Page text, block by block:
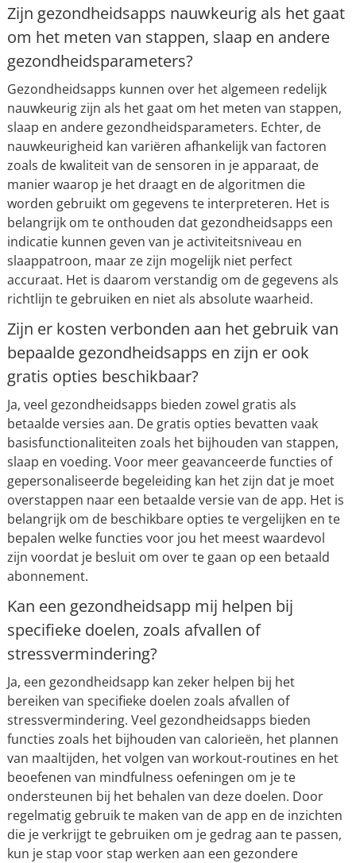
Zijn gezondheidsapps nauwkeurig als het gaat
om het meten van stappen, slaap en andere
gezondheidsparameters?
Gezondheidsapps kunnen over het algemeen redelijk
nauwkeurig zijn als het gaat om het meten van stappen,
slaap en andere gezondheidsparameters. Echter, de
nauwkeurigheid kan variëren afhankelijk van factoren
zoals de kwaliteit van de sensoren in je apparaat, de
manier waarop je het draagt en de algoritmen die
worden gebruikt om gegevens te interpreteren. Het is
belangrijk om te onthouden dat gezondheidsapps een
indicatie kunnen geven van je activiteitsniveau en
slaappatroon, maar ze zijn mogelijk niet perfect
accuraat. Het is daarom verstandig om de gegevens als
richtlijn te gebruiken en niet als absolute waarheid.
Zijn er kosten verbonden aan het gebruik van
bepaalde gezondheidsapps en zijn er ook
gratis opties beschikbaar?
Ja, veel gezondheidsapps bieden zowel gratis als
betaalde versies aan. De gratis opties bevatten vaak
basisfunctionaliteiten zoals het bijhouden van stappen,
slaap en voeding. Voor meer geavanceerde functies of
gepersonaliseerde begeleiding kan het zijn dat je moet
overstappen naar een betaalde versie van de app. Het is
belangrijk om de beschikbare opties te vergelijken en te
bepalen welke functies voor jou het meest waardevol
zijn voordat je besluit om over te gaan op een betaald
abonnement.
Kan een gezondheidsapp mij helpen bij
specifieke doelen, zoals afvallen of
stressvermindering?
Ja, een gezondheidsapp kan zeker helpen bij het
bereiken van specifieke doelen zoals afvallen of
stressvermindering. Veel gezondheidsapps bieden
functies zoals het bijhouden van calorieën, het plannen
van maaltijden, het volgen van workout-routines en het
beoefenen van mindfulness oefeningen om je te
ondersteunen bij het behalen van deze doelen. Door
regelmatig gebruik te maken van de app en de inzichten
die je verkrijgt te gebruiken om je gedrag aan te passen,
kun je stap voor stap werken aan een gezondere